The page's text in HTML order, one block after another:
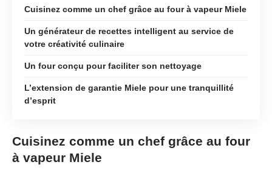
Cuisinez comme un chef grâce au four à vapeur Miele
Un générateur de recettes intelligent au service de
votre créativité culinaire
Un four conçu pour faciliter son nettoyage
L’extension de garantie Miele pour une tranquillité
d’esprit
Cuisinez comme un chef grâce au four
à vapeur Miele